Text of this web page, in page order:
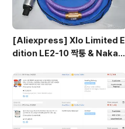
[Aliexpress] Xlo Limited E
dition LE2-10 짝퉁 & Nakam